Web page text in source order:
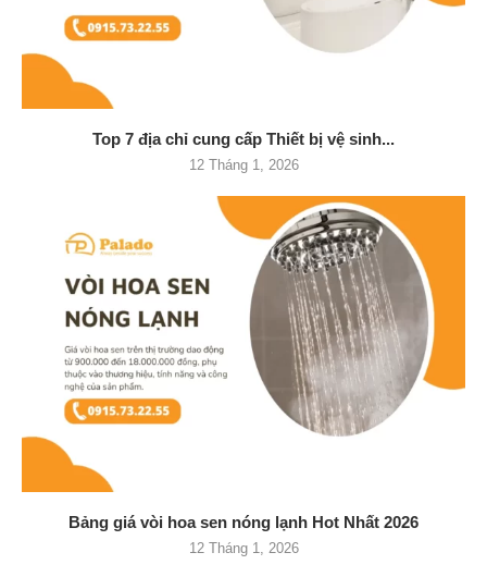
Top 7 địa chỉ cung cấp Thiết bị vệ sinh...
12 Tháng 1, 2026
Bảng giá vòi hoa sen nóng lạnh Hot Nhất 2026
12 Tháng 1, 2026